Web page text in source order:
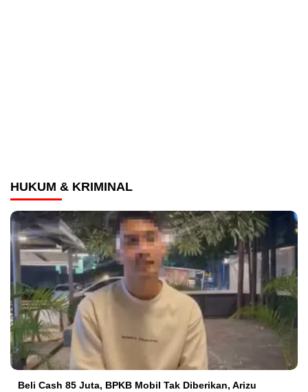
HUKUM & KRIMINAL
‎Beli Cash 85 Juta, BPKB Mobil Tak Diberikan, Arizu